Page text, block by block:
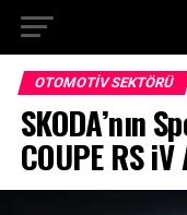
OTOMOTIV SEKTÖRÜ
SKODA’nın
COUPE RS